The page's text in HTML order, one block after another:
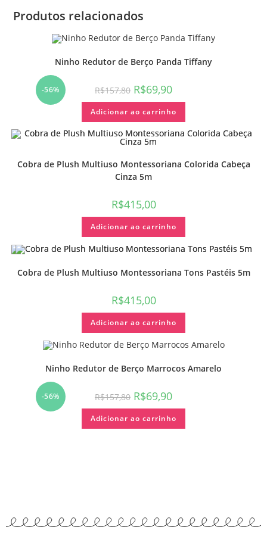
Produtos relacionados
-56%
Ninho Redutor de Berço Panda Tiffany
R$157,80 R$69,90
Adicionar ao carrinho
Cobra de Plush Multiuso Montessoriana Colorida Cabeça
Cinza 5m
R$415,00
Adicionar ao carrinho
Cobra de Plush Multiuso Montessoriana Tons Pastéis 5m
R$415,00
Adicionar ao carrinho
-56%
Ninho Redutor de Berço Marrocos Amarelo
R$157,80 R$69,90
Adicionar ao carrinho